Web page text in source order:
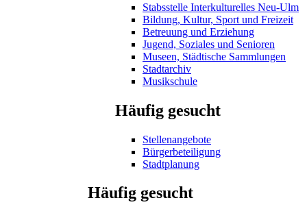
Stabsstelle Interkulturelles Neu-Ulm
Bildung, Kultur, Sport und Freizeit
Betreuung und Erziehung
Jugend, Soziales und Senioren
Museen, Städtische Sammlungen
Stadtarchiv
Musikschule
Häufig gesucht
Stellenangebote
Bürgerbeteiligung
Stadtplanung
Häufig gesucht